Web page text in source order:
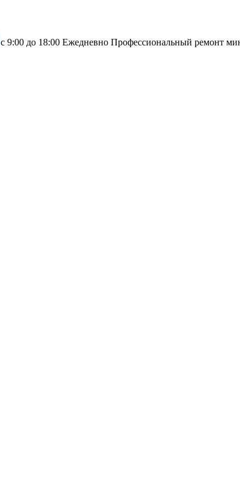
с 9:00 до 18:00 Ежедневно Профессиональный ремонт